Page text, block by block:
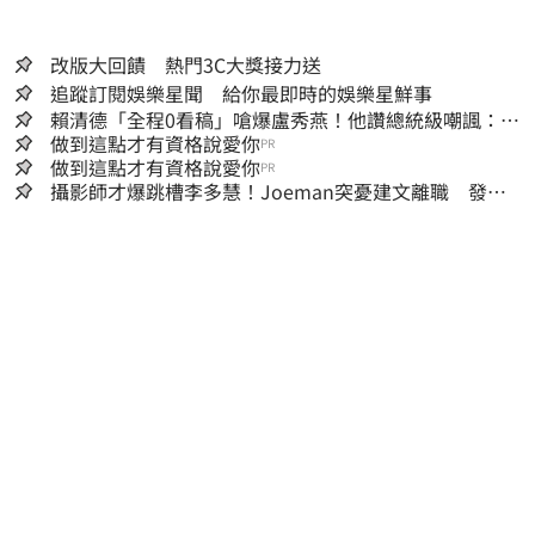
改版大回饋 熱門3C大獎接力送
追蹤訂閱娛樂星聞 給你最即時的娛樂星鮮事
賴清德「全程0看稿」嗆爆盧秀燕！他讚總統級嘲諷：把
8年總帳一次掀翻
做到這點才有資格說愛你PR
做到這點才有資格說愛你PR
攝影師才爆跳槽李多慧！Joeman突憂建文離職 發聲